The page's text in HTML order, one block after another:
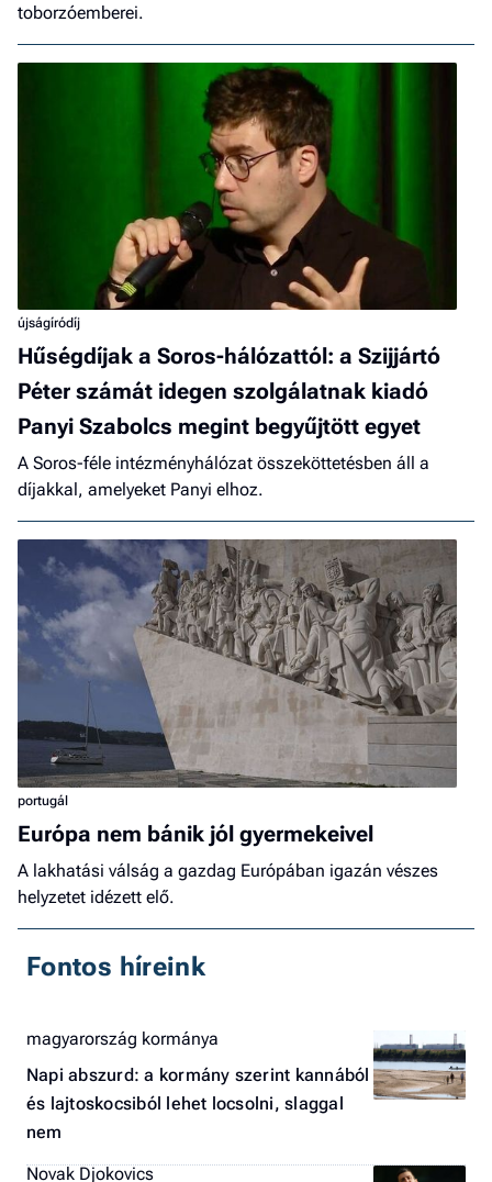
toborzóemberei.
újságíródíj
Hűségdíjak a Soros-hálózattól: a Szijjártó
Péter számát idegen szolgálatnak kiadó
Panyi Szabolcs megint begyűjtött egyet
A Soros-féle intézményhálózat összeköttetésben áll a
díjakkal, amelyeket Panyi elhoz.
portugál
Európa nem bánik jól gyermekeivel
A lakhatási válság a gazdag Európában igazán vészes
helyzetet idézett elő.
Fontos híreink
magyarország kormánya
Napi abszurd: a kormány szerint kannából
és lajtoskocsiból lehet locsolni, slaggal
nem
Novak Djokovics